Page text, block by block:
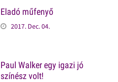
Eladó műfenyő
2017. Dec. 04.
Paul Walker egy igazi jó
színész volt!